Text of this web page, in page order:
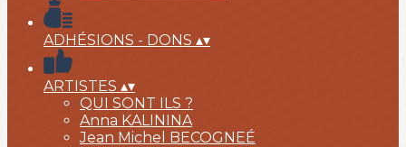
ADHÉSIONS - DONS ▴▾
ARTISTES ▴▾
QUI SONT ILS ?
Anna KALININA
Jean Michel BECOGNEÉ